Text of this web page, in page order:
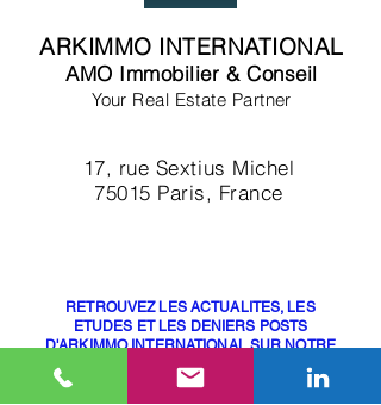
ARKIMMO INTERNATIONAL
AMO Immobilier & Conseil
Your Real Estate Partner
17, rue Sextius Michel
75015 Paris, France
RETROUVEZ LES ACTUALITES, LES
ETUDES ET LES DENIERS POSTS
D'ARKIMMO INTERNATIONAL SUR NOTRE
PAGE LINKEDIN
(lien ci-dessous)